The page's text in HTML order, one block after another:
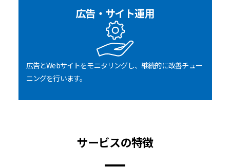
広告・サイト運用
広告とWebサイトをモニタリングし、継続的に改善チュー
ニングを行います。
サービスの特徴